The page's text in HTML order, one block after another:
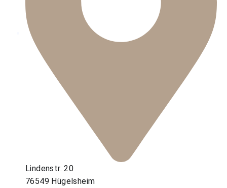
Lindenstr. 20
76549 Hügelsheim